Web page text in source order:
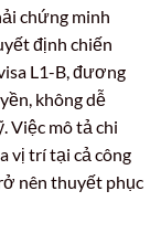
chứng minh
định chiến
L1-B, đương
không dễ
Việc mô tả chi
vị trí tại cả công
nên thuyết phục